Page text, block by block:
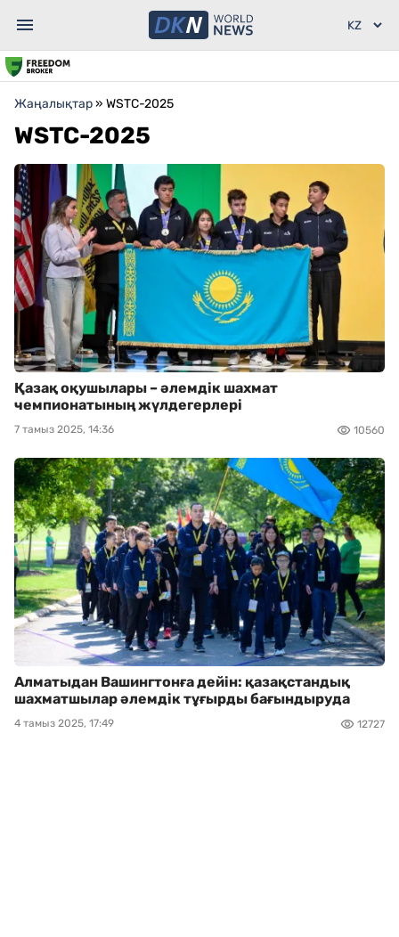
Жаңалықтар» WSTC-2025
WSTC-2025
Қазақ оқушылары – әлемдік шахмат
чемпионатының жүлдегерлері
7 тамыз 2025, 14:36 10560
Алматыдан Вашингтонға дейін: қазақстандық
шахматшылар әлемдік тұғырды бағындыруда
4 тамыз 2025, 17:49 12727